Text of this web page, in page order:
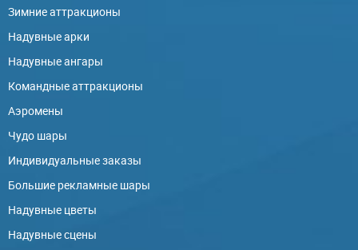
Зимние аттракционы
Надувные арки
Надувные ангары
Командные аттракционы
Аэромены
Чудо шары
Индивидуальные заказы
Большие рекламные шары
Надувные цветы
Надувные сцены